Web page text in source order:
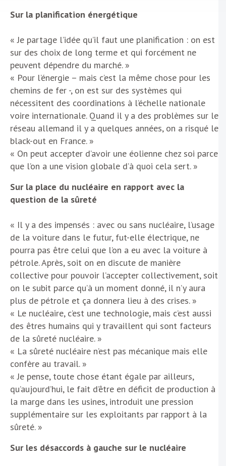
Sur la planification énergétique
« Je partage l’idée qu’il faut une planification : on est
sur des choix de long terme et qui forcément ne
peuvent dépendre du marché. »
« Pour l’énergie – mais c’est la même chose pour les
chemins de fer -, on est sur des systèmes qui
nécessitent des coordinations à l’échelle nationale
voire internationale. Quand il y a des problèmes sur le
réseau allemand il y a quelques années, on a risqué le
black-out en France. »
« On peut accepter d’avoir une éolienne chez soi parce
que l’on a une vision globale d’à quoi cela sert. »
Sur la place du nucléaire en rapport avec la
question de la sûreté
« Il y a des impensés : avec ou sans nucléaire, l’usage
de la voiture dans le futur, fut-elle électrique, ne
pourra pas être celui que l’on a eu avec la voiture à
pétrole. Après, soit on en discute de manière
collective pour pouvoir l’accepter collectivement, soit
on le subit parce qu’à un moment donné, il n’y aura
plus de pétrole et ça donnera lieu à des crises. »
« Le nucléaire, c’est une technologie, mais c’est aussi
des êtres humains qui y travaillent qui sont facteurs
de la sûreté nucléaire. »
« La sûreté nucléaire n’est pas mécanique mais elle
confère au travail. »
« Je pense, toute chose étant égale par ailleurs,
qu’aujourd’hui, le fait d’être en déficit de production à
la marge dans les usines, introduit une pression
supplémentaire sur les exploitants par rapport à la
sûreté. »
Sur les désaccords à gauche sur le nucléaire